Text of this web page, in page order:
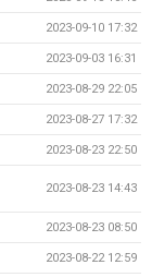
2023-09-10 17:32
2023-09-03 16:31
2023-08-29 22:05
2023-08-27 17:32
2023-08-23 22:50
2023-08-23 14:43
2023-08-23 08:50
2023-08-22 12:59